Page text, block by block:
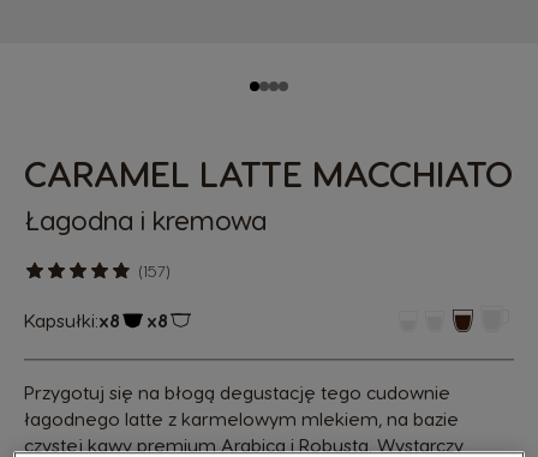
CARAMEL LATTE MACCHIATO
Łagodna i kremowa
(157)
Kapsułki:x8 x8
Przygotuj się na błogą degustację tego cudownie
łagodnego latte z karmelowym mlekiem, na bazie
czystej kawy premium Arabica i Robusta. Wystarczy